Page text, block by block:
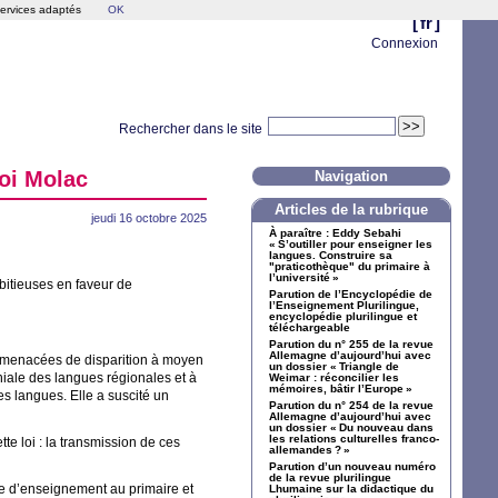
[ fr ]
Connexion
Rechercher dans le site
Molac
jeudi 16 octobre 2025
en faveur de
de disparition à moyen
des langues régionales et à
langues. Elle a suscité un
loi : la transmission de ces
d’enseignement au primaire et
Navigation
Articles de la rubrique
À paraître : Eddy Sebahi
« S’outiller pour enseigner les
langues. Construire sa
"praticothèque" du primaire à
l’université»
Parution de l’Encyclopédie de
l’Enseignement Plurilingue,
encyclopédie plurilingue et
téléchargeable
Parution du n° 255 de la revue
Allemagne d’aujourd’hui avec
un dossier « Triangle de
Weimar : réconcilier les
mémoires, bâtir l’Europe»
Parution du n° 254 de la revue
Allemagne d’aujourd’hui avec
un dossier « Du nouveau dans
les relations culturelles franco-
allemandes ?»
Parution d’un nouveau numéro
de la revue plurilingue
Lhumaine sur la didactique du
adaptés OK